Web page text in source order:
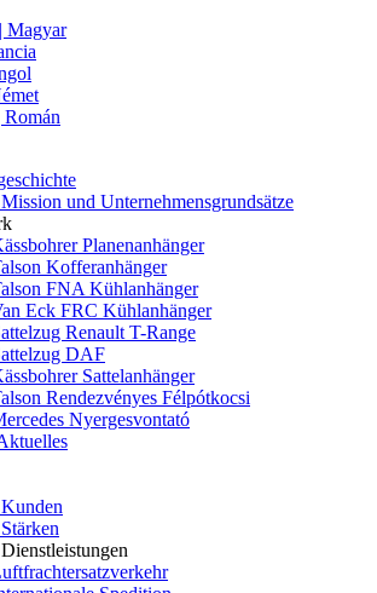
und Unternehmensgrundsätze
Planenanhänger
Kofferanhänger
FNA Kühlanhänger
Eck FRC Kühlanhänger
Renault T-Range
DAF
Sattelanhänger
Rendezvényes Félpótkocsi
Nyergesvontató